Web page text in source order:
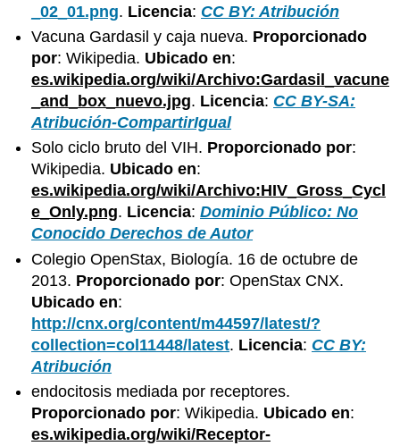
_02_01.png. Licencia: CC BY: Atribución
Vacuna Gardasil y caja nueva. Proporcionado
por: Wikipedia. Ubicado en:
es.wikipedia.org/wiki/Archivo:Gardasil_vacune
_and_box_nuevo.jpg. Licencia: CC BY-SA:
Atribución-CompartirIgual
Solo ciclo bruto del VIH. Proporcionado por:
Wikipedia. Ubicado en:
es.wikipedia.org/wiki/Archivo:HIV_Gross_Cycl
e_Only.png. Licencia:Dominio Público: No
Conocido Derechos de Autor
Colegio OpenStax, Biología. 16 de octubre de
2013. Proporcionado por: OpenStax CNX.
Ubicado en:
http://cnx.org/content/m44597/latest/?
collection=col11448/latest. Licencia: CC BY:
Atribución
endocitosis mediada por receptores.
Proporcionado por: Wikipedia. Ubicado en:
es.wikipedia.org/wiki/Receptor-